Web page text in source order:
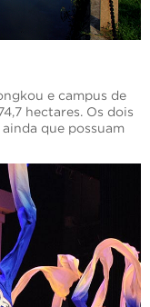
e campus de
hectares. Os dois
que possuam